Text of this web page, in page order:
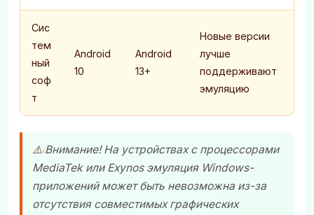
Сис
тем
ный
соф
т
Android
10
Android
13+
Новые версии
лучше
поддерживают
эмуляцию
⚠️ Внимание! На устройствах с процессорами
MediaTek или Exynos эмуляция Windows-
приложений может быть невозможна из-за
отсутствия совместимых графических